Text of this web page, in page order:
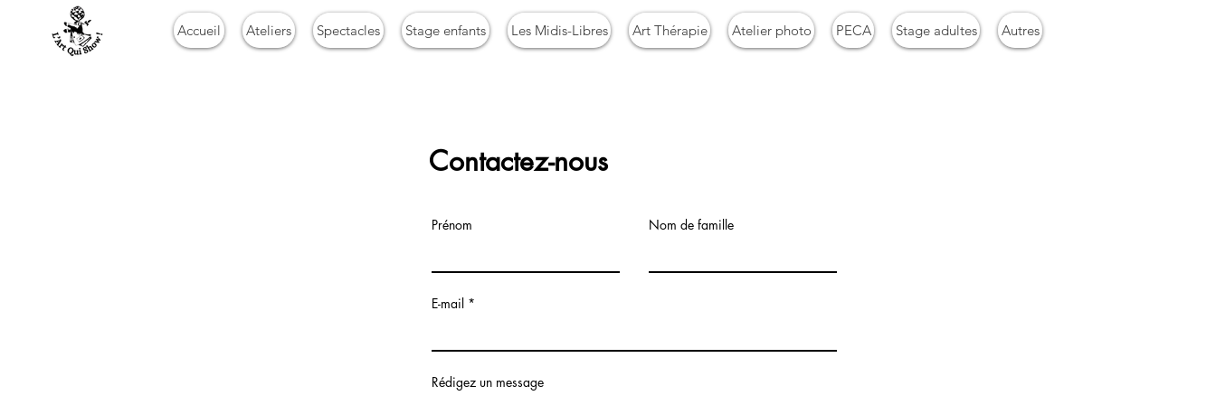
Accueil Ateliers Spectacles Stage enfants Les Midis-Libres Art Thérapie Atelier photo PECA Stage adultes Autres
Contactez-nous
Prénom Nom de famille
E-mail
Rédigez un message